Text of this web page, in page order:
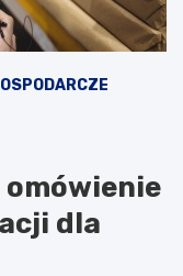
dla